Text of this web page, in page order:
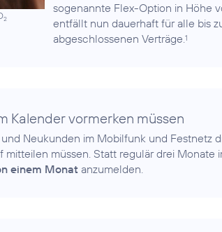
2
sogenannte Flex-Option in Höhe
entfällt nun dauerhaft für alle bis
abgeschlossenen Verträge.1
Kalender vormerken müssen
Neukunden im Mobilfunk und Festnetz
müssen. Statt regulär drei Monate
einem Monat anzumelden.